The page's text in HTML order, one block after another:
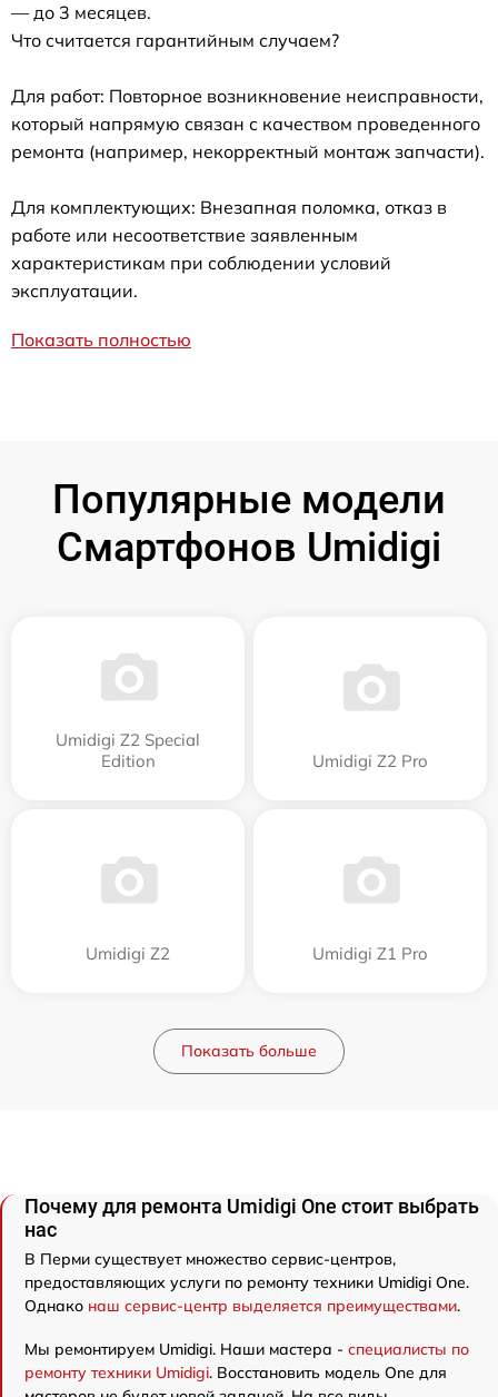
— до 3 месяцев.
Что считается гарантийным случаем?
Для работ: Повторное возникновение неисправности,
который напрямую связан с качеством проведенного
ремонта (например, некорректный монтаж запчасти).
Для комплектующих: Внезапная поломка, отказ в
работе или несоответствие заявленным
характеристикам при соблюдении условий
эксплуатации.
Показать полностью
Популярные модели
Смартфонов Umidigi
Umidigi Z2 Special
Edition
Umidigi Z2 Pro
Umidigi Z2 Umidigi Z1 Pro
Показать больше
Почему для ремонта Umidigi One стоит выбрать
нас
В Перми существует множество сервис-центров,
предоставляющих услуги по ремонту техники Umidigi One.
Однако наш сервис-центр выделяется преимуществами.
Мы ремонтируем Umidigi. Наши мастера - специалисты по
ремонту техники Umidigi. Восстановить модель One для